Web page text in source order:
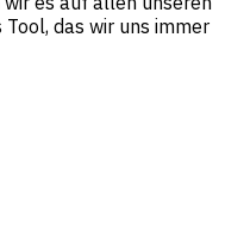
das wir uns immer